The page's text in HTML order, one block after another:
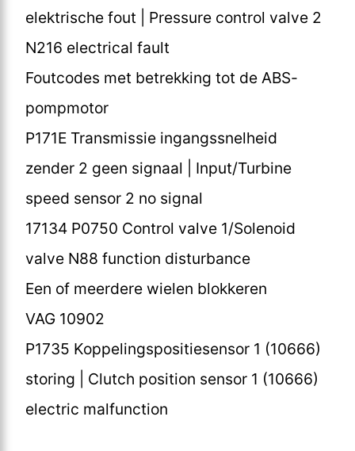
elektrische fout | Pressure control valve 2
N216 electrical fault
Foutcodes met betrekking tot de ABS-
pompmotor
P171E Transmissie ingangssnelheid
zender 2 geen signaal | Input/Turbine
speed sensor 2 no signal
17134 P0750 Control valve 1/Solenoid
valve N88 function disturbance
Een of meerdere wielen blokkeren
VAG 10902
P1735 Koppelingspositiesensor 1 (10666)
storing | Clutch position sensor 1 (10666)
electric malfunction